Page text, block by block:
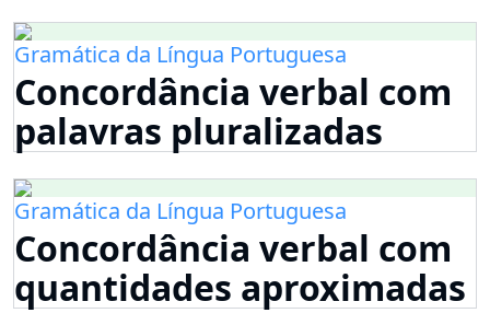
Gramática da Língua Portuguesa
Concordância verbal com
palavras pluralizadas
Gramática da Língua Portuguesa
Concordância verbal com
quantidades aproximadas